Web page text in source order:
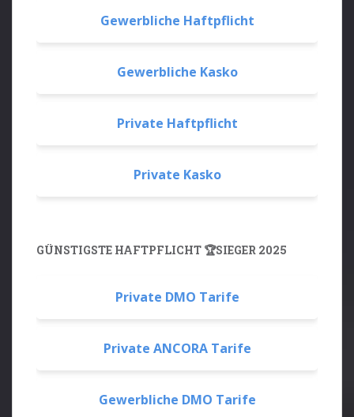
Gewerbliche Haftpflicht
Gewerbliche Kasko
Private Haftpflicht
Private Kasko
GÜNSTIGSTE HAFTPFLICHT 🏆SIEGER 2025
Private DMO Tarife
Private ANCORA Tarife
Gewerbliche DMO Tarife